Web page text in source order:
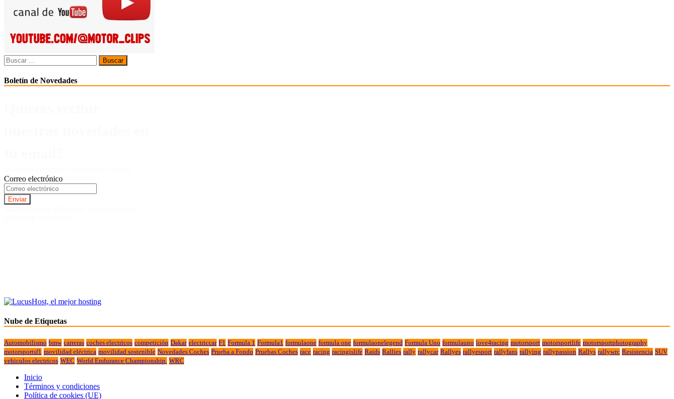
Buscar:
Boletín de Novedades
Correo electrónico
Nube de Etiquetas
Automobilismo bmw carreras coches electricos competición Dakar electriccar F1 Formula 1 Formula1 formulaone formula one formulaonelegend Formula Uno formulauno love4racing motorsport motorsportlife motorsportphotography
motorsportsf1 movilidad eléctrica movilidad sostenible Novedades Coches Prueba a Fondo Pruebas Coches race racing racingislife Raids Rallies rally rallycar Rallyes rallyesport rallyfans rallying rallypassion Rallys rallywrc Resistencia SUV
vehiculos electricos WEC World Endurance Championship. WRC
Inicio
Términos y condiciones
Política de cookies (UE)